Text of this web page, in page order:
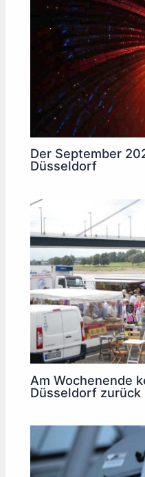
Der September
Düsseldorf
Am Wochenende
Düsseldorf zurück